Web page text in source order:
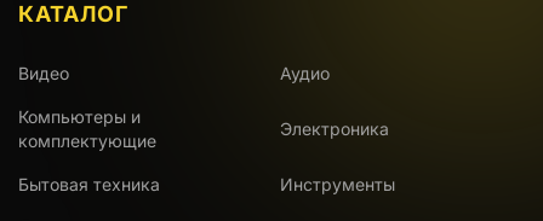
КАТАЛОГ
Видео Аудио
Компьютеры и
комплектующие
Электроника
Бытовая техника Инструменты